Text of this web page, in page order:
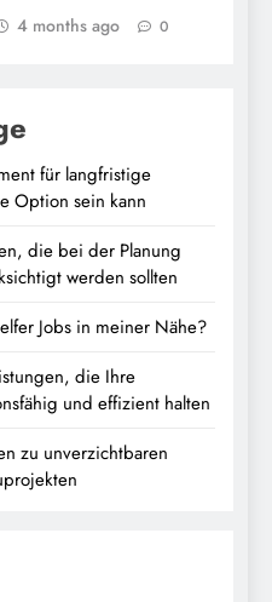
4 months ago 0
für langfristige
Option sein kann
die bei der Planung
werden sollten
Jobs in meiner Nähe?
die Ihre
und effizient halten
zu unverzichtbaren